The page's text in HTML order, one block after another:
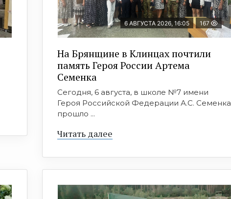
6 АВГУСТА 2026, 16:05 167
На Брянщине в Клинцах почтили
память Героя России Артема
Семенка
Сегодня, 6 августа, в школе №7 имени
Героя Российской Федерации А.С. Семенка
прошло ...
Читать далее